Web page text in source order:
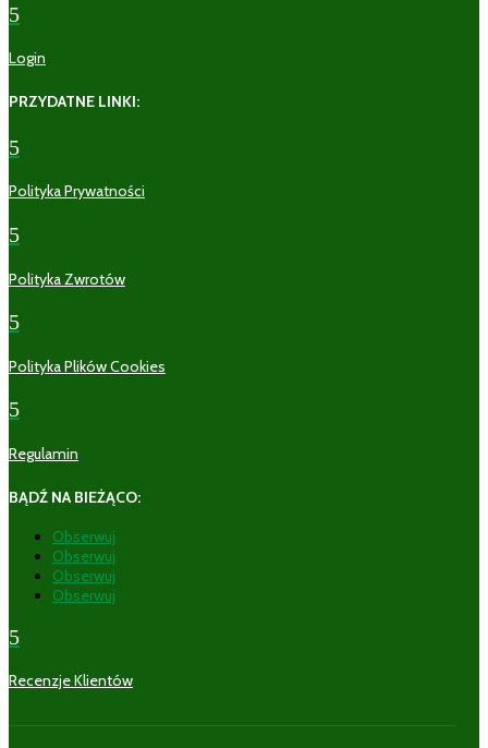
5
Login
PRZYDATNE LINKI:
5
Polityka Prywatności
5
Polityka Zwrotów
5
Polityka Plików Cookies
5
Regulamin
BĄDŹ NA BIEŻĄCO:
Obserwuj
Obserwuj
Obserwuj
Obserwuj
5
Recenzje Klientów